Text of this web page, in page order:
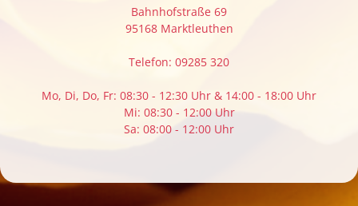
Bahnhofstraße 69
95168 Marktleuthen
Telefon: 09285 320
Mo, Di, Do, Fr: 08:30 - 12:30 Uhr & 14:00 - 18:00 Uhr
Mi: 08:30 - 12:00 Uhr
Sa: 08:00 - 12:00 Uhr